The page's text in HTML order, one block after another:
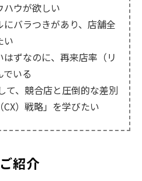
ハウが欲しい
バラつきがあり、店舗全
い
ずなのに、再来店率（リ
でいる
て、競合店と圧倒的な差別
）戦略」を学びたい
紹介